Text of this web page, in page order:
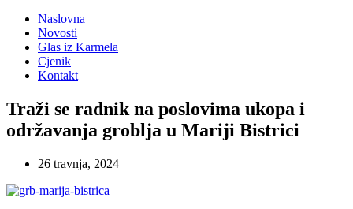
Naslovna
Novosti
Glas iz Karmela
Cjenik
Kontakt
Traži se radnik na poslovima ukopa i
održavanja groblja u Mariji Bistrici
26 travnja, 2024